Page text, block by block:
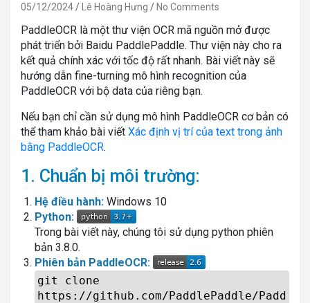
05/12/2024 Lê Hoàng Hưng No Comments
PaddleOCR là một thư viện OCR mã nguồn mở được
phát triển bởi Baidu PaddlePaddle. Thư viện này cho ra
kết quả chính xác với tốc độ rất nhanh. Bài viết này sẽ
hướng dẫn fine-turning mô hình recognition của
PaddleOCR với bộ data của riêng bạn.
Nếu bạn chỉ cần sử dụng mô hình PaddleOCR cơ bản có
thể tham khảo bài viết Xác định vị trí của text trong ảnh
bằng PaddleOCR.
1. Chuẩn bị môi trường:
Hệ điều hành: Windows 10
Python:
Trong bài viết này, chúng tôi sử dụng python phiên
bản 3.8.0.
Phiên bản PaddleOCR:
git clone
https://github.com/PaddlePaddle/Padd